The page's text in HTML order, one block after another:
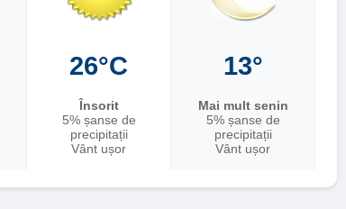
26°C
Însorit
5% șanse de
precipitații
Vânt ușor
13°
Mai mult senin
5% șanse de
precipitații
Vânt ușor